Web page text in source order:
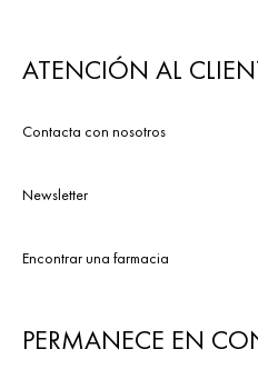
ATENCIÓN AL
Contacta con nosotros
Newsletter
Encontrar una farmacia
PERMANECE EN